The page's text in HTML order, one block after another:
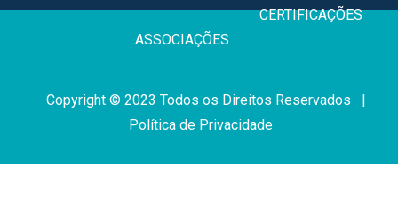
Copyright © 2023 Todos os Direitos Reservados |
Política de Privacidade